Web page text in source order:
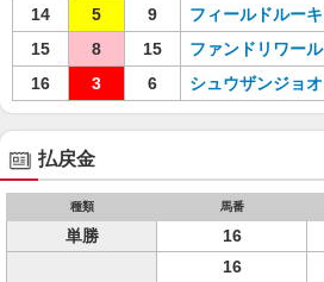
14
5 9 フィールドルー
15
8 15 ファンドリワー
16
3 6 シュウザンジョ
払戻金
種類 馬番
単勝 16
16